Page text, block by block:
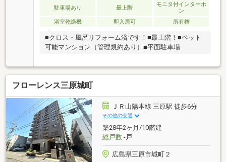
駐車場あり 最上階
モニタ付インターホ
ン
浴室乾燥機
即入居可 所有権
■クロス・風呂リフォーム済です！■最上階！■ペット
可能マンション（管理規約あり）■平面駐車場
フローレンス三原城町
ＪＲ山陽本線 三原駅 徒歩6分
その他の交通
築28年2ヶ月/10階建
総戸数-戸
広島県三原市城町２